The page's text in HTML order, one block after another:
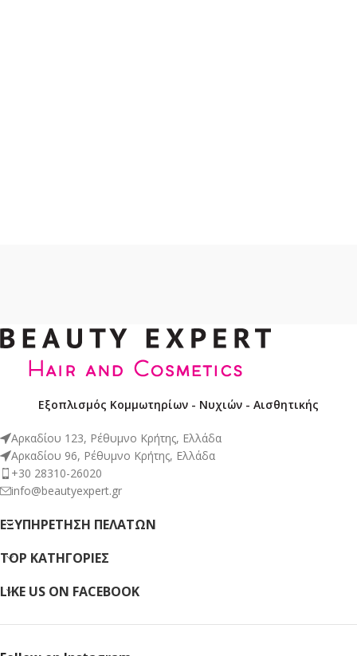
Εξοπλισμός Κομμωτηρίων - Νυχιών - Αισθητικής
Αρκαδίου 123, Ρέθυμνο Κρήτης, Ελλάδα
Αρκαδίου 96, Ρέθυμνο Κρήτης, Ελλάδα
+30 28310-26020
info@beautyexpert.gr
ΕΞΥΠΗΡΈΤΗΣΗ ΠΕΛΑΤΏΝ
TOP ΚΑΤΗΓΟΡΙΕΣ
LIKE US ON FACEBOOK